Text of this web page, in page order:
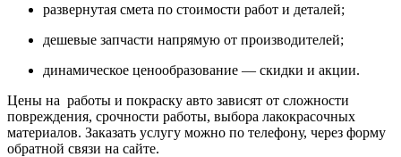
развернутая смета по стоимости работ и деталей;
дешевые запчасти напрямую от производителей;
динамическое ценообразование — скидки и акции.
Цены на работы и покраску авто зависят от сложности
повреждения, срочности работы, выбора лакокрасочных
материалов. Заказать услугу можно по телефону, через форму
обратной связи на сайте.